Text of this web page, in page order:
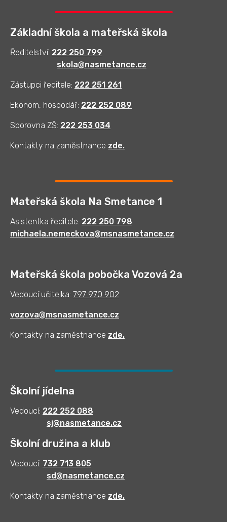
Základní škola a mateřská škola
Ředitelství: 222 250 799
skola@nasmetance.cz
Zástupci ředitele: 222 251 261
Ekonom, hospodář: 222 252 089
Sborovna ZŠ: 222 253 034
Kontakty na zaměstnance zde.
Mateřská škola Na Smetance 1
Asistentka ředitele: 222 250 798
michaela.nemeckova@msnasmetance.cz
Mateřská škola pobočka Vozová 2a
Vedoucí učitelka: 797 970 902
vozova@msnasmetance.cz
Kontakty na zaměstnance zde.
Školní jídelna
Vedoucí: 222 252 088
sj@nasmetance.cz
Školní družina a klub
Vedoucí: 732 713 805
sd@nasmetance.cz
Kontakty na zaměstnance zde.